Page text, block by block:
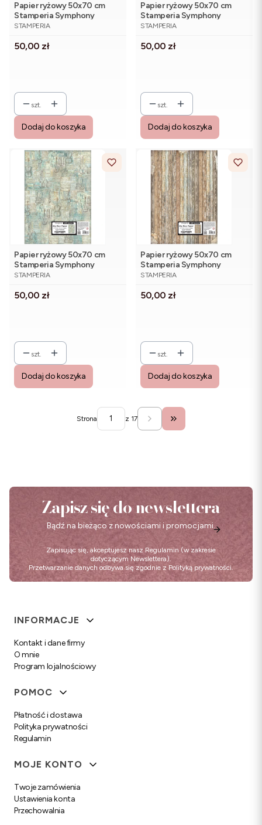
Papier ryżowy 50x70 cm
Stamperia Symphony
DFSAJB014 - tapeta nuty
PRODUCENT
STAMPERIA
Cena
50,00 zł
szt.
Dodaj do koszyka
Papier ryżowy 50x70 cm
Stamperia Symphony
DFSAJB013 - tapeta damask
PRODUCENT
STAMPERIA
Cena
50,00 zł
szt.
Dodaj do koszyka
Papier ryżowy 50x70 cm
Stamperia Symphony
DFSAJB012 - skrzypce i nuty
PRODUCENT
STAMPERIA
Cena
50,00 zł
szt.
Dodaj do koszyka
Papier ryżowy 50x70 cm
Stamperia Symphony
DFSAJB011 - wzór drewna
PRODUCENT
STAMPERIA
Cena
50,00 zł
szt.
Dodaj do koszyka
Strona z 17 Przejdź do ostatniej
Zapisz się do newslettera
Bądź na bieżąco z nowościami i promocjami.
Zapisując się, akceptujesz nasz Regulamin (w zakresie
dotyczącym Newslettera).
Przetwarzanie danych odbywa się zgodnie z Polityką prywatności.
Linki w stopce
INFORMACJE
Kontakt i dane firmy
O mnie
Program lojalnościowy
POMOC
Płatność i dostawa
Polityka prywatności
Regulamin
MOJE KONTO
Twoje zamówienia
Ustawienia konta
Przechowalnia